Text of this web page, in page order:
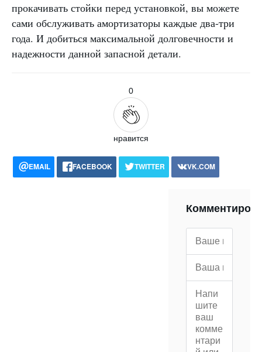
прокачивать стойки перед установкой, вы можете
сами обслуживать амортизаторы каждые два-три
года. И добиться максимальной долговечности и
надежности данной запасной детали.
0
нравится
EMAIL FACEBOOK TWITTER
VK.COM